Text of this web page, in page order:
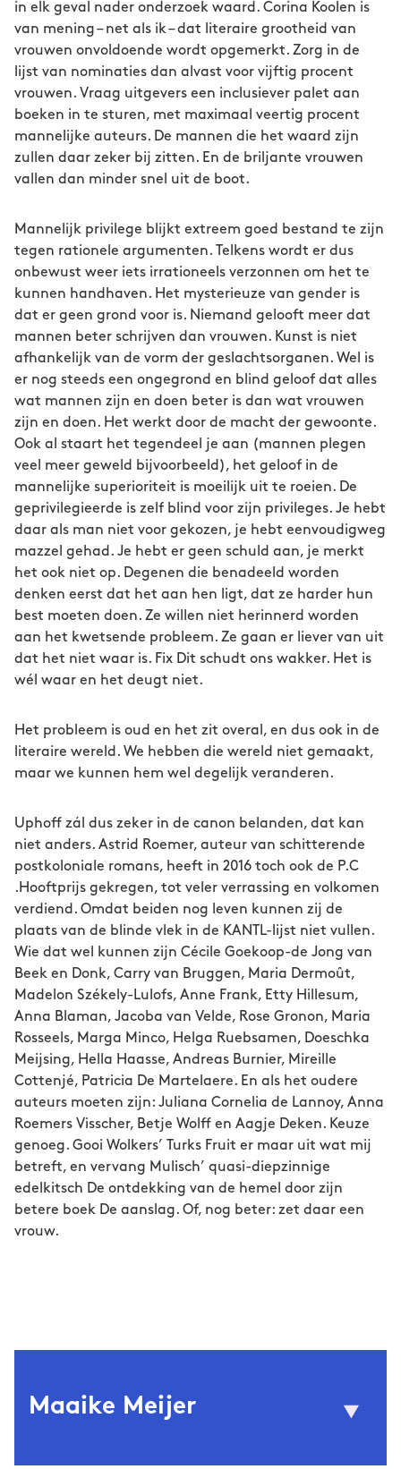
in elk geval nader onderzoek waard. Corina Koolen is
van mening – net als ik – dat literaire grootheid van
vrouwen onvoldoende wordt opgemerkt. Zorg in de
lijst van nominaties dan alvast voor vijftig procent
vrouwen. Vraag uitgevers een inclusiever palet aan
boeken in te sturen, met maximaal veertig procent
mannelijke auteurs. De mannen die het waard zijn
zullen daar zeker bij zitten. En de briljante vrouwen
vallen dan minder snel uit de boot.
Mannelijk privilege blijkt extreem goed bestand te zijn
tegen rationele argumenten. Telkens wordt er dus
onbewust weer iets irrationeels verzonnen om het te
kunnen handhaven. Het mysterieuze van gender is
dat er geen grond voor is. Niemand gelooft meer dat
mannen beter schrijven dan vrouwen. Kunst is niet
afhankelijk van de vorm der geslachtsorganen. Wel is
er nog steeds een ongegrond en blind geloof dat alles
wat mannen zijn en doen beter is dan wat vrouwen
zijn en doen. Het werkt door de macht der gewoonte.
Ook al staart het tegendeel je aan (mannen plegen
veel meer geweld bijvoorbeeld), het geloof in de
mannelijke superioriteit is moeilijk uit te roeien. De
geprivilegieerde is zelf blind voor zijn privileges. Je hebt
daar als man niet voor gekozen, je hebt eenvoudigweg
mazzel gehad. Je hebt er geen schuld aan, je merkt
het ook niet op. Degenen die benadeeld worden
denken eerst dat het aan hen ligt, dat ze harder hun
best moeten doen. Ze willen niet herinnerd worden
aan het kwetsende probleem. Ze gaan er liever van uit
dat het niet waar is. Fix Dit schudt ons wakker. Het is
wél waar en het deugt niet.
Het probleem is oud en het zit overal, en dus ook in de
literaire wereld. We hebben die wereld niet gemaakt,
maar we kunnen hem wel degelijk veranderen.
Uphoff zál dus zeker in de canon belanden, dat kan
niet anders. Astrid Roemer, auteur van schitterende
postkoloniale romans, heeft in 2016 toch ook de P.C
.Hooftprijs gekregen, tot veler verrassing en volkomen
verdiend. Omdat beiden nog leven kunnen zij de
plaats van de blinde vlek in de KANTL-lijst niet vullen.
Wie dat wel kunnen zijn Cécile Goekoop-de Jong van
Beek en Donk, Carry van Bruggen, Maria Dermoût,
Madelon Székely-Lulofs, Anne Frank, Etty Hillesum,
Anna Blaman, Jacoba van Velde, Rose Gronon, Maria
Rosseels, Marga Minco, Helga Ruebsamen, Doeschka
Meijsing, Hella Haasse, Andreas Burnier, Mireille
Cottenjé, Patricia De Martelaere. En als het oudere
auteurs moeten zijn: Juliana Cornelia de Lannoy, Anna
Roemers Visscher, Betje Wolff en Aagje Deken. Keuze
genoeg. Gooi Wolkers’ Turks Fruit er maar uit wat mij
betreft, en vervang Mulisch’ quasi-diepzinnige
edelkitsch De ontdekking van de hemel door zijn
betere boek De aanslag. Of, nog beter: zet daar een
vrouw.
Maaike Meijer